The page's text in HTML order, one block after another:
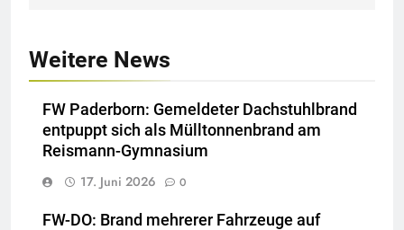
Weitere News
FW Paderborn: Gemeldeter Dachstuhlbrand
entpuppt sich als Mülltonnenbrand am
Reismann-Gymnasium
17. Juni 2026
0
FW-DO: Brand mehrerer Fahrzeuge auf